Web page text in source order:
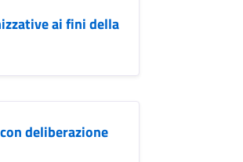
ai fini della
deliberazione